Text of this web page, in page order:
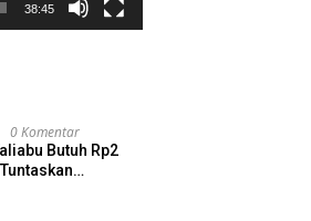
38:45
0 Komentar
Butuh Rp2